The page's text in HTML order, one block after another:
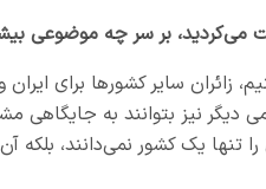
می‌کردید، بر سر چه موضوعی
سایر کشورها برای
نیز بتوانند به جایگاهی
یک کشور نمی‌دانند، بلکه